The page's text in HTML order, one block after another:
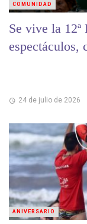
Se vive la 12ª Fiesta del Alfajor Costero con
espectáculos,
24 de julio de 2026
COMUNIDAD
ANIVERSARIO